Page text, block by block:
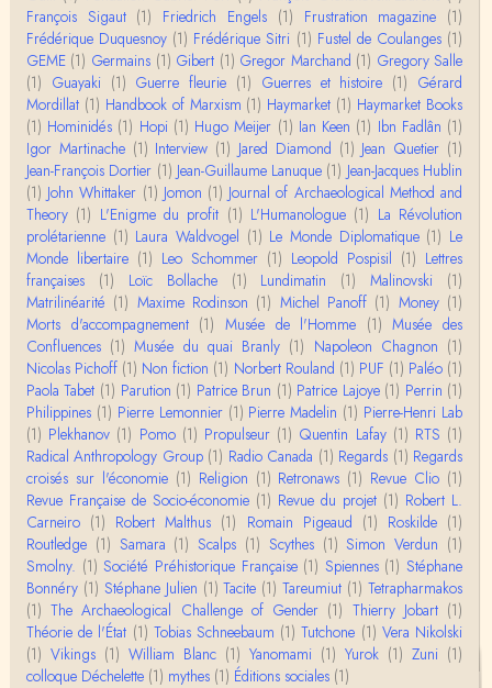
Christophe Darmangeat
Évidemment, de toute façon c'est toujours de ma f
aute. ;-)
Damian
Merci de ta réponse ! Pour les pénis, c'est de cell
es qu'on écarte, car dans une société pat…
Yves Le Dantec
Affligeant, ce documentaire. Ca me fait me deman
der : est-ce que tenter de revoir l'histoire des…
Boudjemaa Sedira
Merci pour cet article méthodique. En effet, les "b
âtons-à-fouir" qu'on a pu trouver a…
Momo
BonjourCette question de la remise en cause de l'i
mage classique de sociétés vivant essentiellem…
Anonymous
Merci pour votre conférence au collège de France
sur les femmes préhistoriques et la chasse, très c
l…
Anonymous
Bonjour,Merci pour l'article.Vous dîtes : "Pourquoi,
en tant qu’êtres humains, devrions-nou…
Christophe Darmangeat
Envoyez moi un mail : cdarmangeat@gmail.com
François Sigaut (1) Friedrich Engels (1) Frustration magazine (1)
Frédérique Duquesnoy (1) Frédérique Sitri (1) Fustel de Coulanges (1)
GEME (1) Germains (1) Gibert (1) Gregor Marchand (1) Gregory Salle
(1) Guayaki (1) Guerre fleurie (1) Guerres et histoire (1) Gérard
Mordillat (1) Handbook of Marxism (1) Haymarket (1) Haymarket Books
(1) Hominidés (1) Hopi (1) Hugo Meijer (1) Ian Keen (1) Ibn Fadlân (1)
Igor Martinache (1) Interview (1) Jared Diamond (1) Jean Quetier (1)
Jean-François Dortier (1) Jean-Guillaume Lanuque (1) Jean-Jacques Hublin
(1) John Whittaker (1) Jomon (1) Journal of Archaeological Method and
Theory (1) L'Enigme du profit (1) L'Humanologue (1) La Révolution
prolétarienne (1) Laura Waldvogel (1) Le Monde Diplomatique (1) Le
Monde libertaire (1) Leo Schommer (1) Leopold Pospisil (1) Lettres
françaises
(1) Loïc Bollache (1) Lundimatin (1) Malinovski
(1)
Matrilinéarité (1) Maxime Rodinson (1) Michel Panoff (1) Money (1)
Morts d'accompagnement (1) Musée de l'Homme (1) Musée des
Confluences (1) Musée du quai Branly (1) Napoleon Chagnon (1)
Nicolas Pichoff (1) Non fiction (1) Norbert Rouland (1) PUF (1) Paléo (1)
Paola Tabet (1) Parution (1) Patrice Brun (1) Patrice Lajoye (1) Perrin (1)
Philippines (1) Pierre Lemonnier (1) Pierre Madelin (1) Pierre-Henri Lab
(1) Plekhanov (1) Pomo (1) Propulseur (1) Quentin Lafay (1) RTS (1)
Radical Anthropology Group (1) Radio Canada (1) Regards (1) Regards
croisés sur l'économie (1) Religion (1) Retronaws (1) Revue Clio (1)
Revue Française de Socio-économie (1) Revue du projet (1) Robert L.
Carneiro (1) Robert Malthus (1) Romain Pigeaud (1) Roskilde (1)
Routledge (1) Samara (1) Scalps (1) Scythes (1) Simon Verdun (1)
Smolny. (1) Société Préhistorique Française (1) Spiennes (1) Stéphane
Bonnéry (1) Stéphane Julien (1) Tacite (1) Tareumiut (1) Tetrapharmakos
(1) The Archaeological Challenge of Gender (1) Thierry Jobart (1)
Théorie de l'État (1) Tobias Schneebaum (1) Tutchone (1) Vera Nikolski
(1) Vikings (1) William Blanc (1) Yanomami (1) Yurok (1) Zuni (1)
colloque Déchelette (1) mythes (1) Éditions sociales (1)